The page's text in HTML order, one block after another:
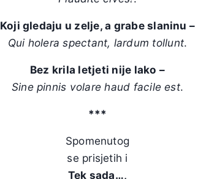
Koji gledaju u zelje, a grabe slaninu –
Qui holera spectant, lardum tollunt.
Bez krila letjeti nije lako –
Sine pinnis volare haud facile est.
***
Spomenutog
se prisjetih i
Tek sada…,